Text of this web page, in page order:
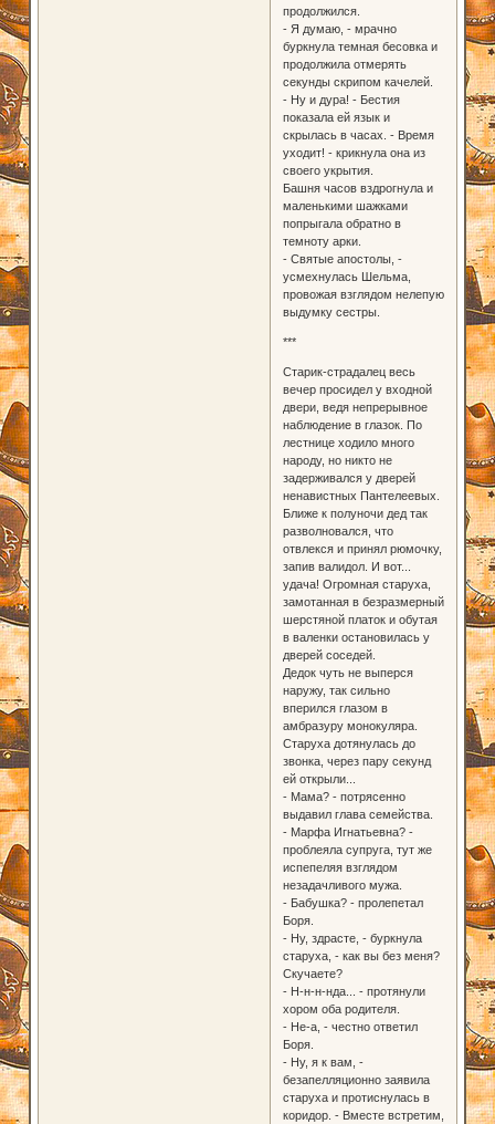
продолжился.
- Я думаю, - мрачно
буркнула темная бесовка и
продолжила отмерять
секунды скрипом качелей.
- Ну и дура! - Бестия
показала ей язык и
скрылась в часах. - Время
уходит! - крикнула она из
своего укрытия.
Башня часов вздрогнула и
маленькими шажками
попрыгала обратно в
темноту арки.
- Святые апостолы, -
усмехнулась Шельма,
провожая взглядом нелепую
выдумку сестры.
***
Старик-страдалец весь
вечер просидел у входной
двери, ведя непрерывное
наблюдение в глазок. По
лестнице ходило много
народу, но никто не
задерживался у дверей
ненавистных Пантелеевых.
Ближе к полуночи дед так
разволновался, что
отвлекся и принял рюмочку,
запив валидол. И вот...
удача! Огромная старуха,
замотанная в безразмерный
шерстяной платок и обутая
в валенки остановилась у
дверей соседей.
Дедок чуть не выперся
наружу, так сильно
вперился глазом в
амбразуру монокуляра.
Старуха дотянулась до
звонка, через пару секунд
ей открыли...
- Мама? - потрясенно
выдавил глава семейства.
- Марфа Игнатьевна? -
проблеяла супруга, тут же
испепеляя взглядом
незадачливого мужа.
- Бабушка? - пролепетал
Боря.
- Ну, здрасте, - буркнула
старуха, - как вы без меня?
Скучаете?
- Н-н-н-нда... - протянули
хором оба родителя.
- Не-а, - честно ответил
Боря.
- Ну, я к вам, -
безапелляционно заявила
старуха и протиснулась в
коридор. - Вместе встретим,